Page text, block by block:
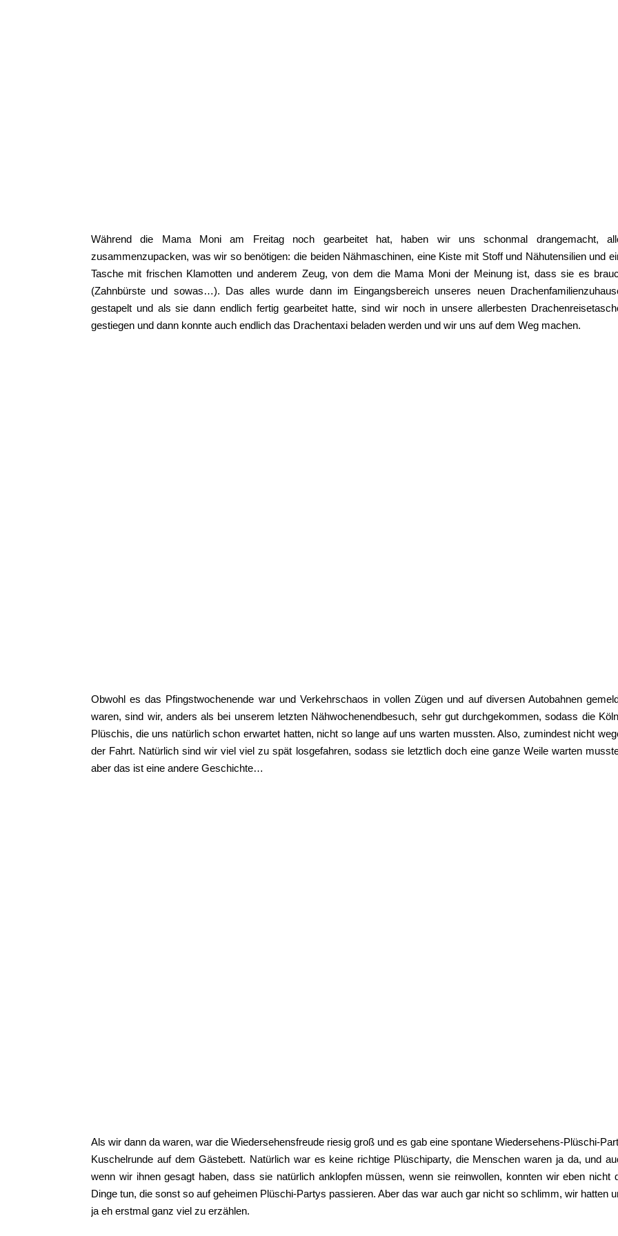
Während die Mama Moni am Freitag noch gearbeitet hat, haben wir uns schonmal drangemacht,
zusammenzupacken, was wir so benötigen: die beiden Nähmaschinen, eine Kiste mit Stoff und Nähutensilien und
Tasche mit frischen Klamotten und anderem Zeug, von dem die Mama Moni der Meinung ist, dass sie es
(Zahnbürste und sowas…). Das alles wurde dann im Eingangsbereich unseres neuen
gestapelt und als sie dann endlich fertig gearbeitet hatte, sind wir noch in unsere allerbesten
gestiegen und dann konnte auch endlich das Drachentaxi beladen werden und wir uns auf dem Weg machen.
Obwohl es das Pfingstwochenende war und Verkehrschaos in vollen Zügen und auf diversen Autobahnen
waren, sind wir, anders als bei unserem letzten Nähwochenendbesuch, sehr gut durchgekommen, sodass die
Plüschis, die uns natürlich schon erwartet hatten, nicht so lange auf uns warten mussten. Also, zumindest nicht
der Fahrt. Natürlich sind wir viel viel zu spät losgefahren, sodass sie letztlich doch eine ganze Weile warten
aber das ist eine andere Geschichte…
Als wir dann da waren, war die Wiedersehensfreude riesig groß und es gab eine spontane Wiedersehens-Plüschi-
Kuschelrunde auf dem Gästebett. Natürlich war es keine richtige Plüschiparty, die Menschen waren ja da, und
wenn wir ihnen gesagt haben, dass sie natürlich anklopfen müssen, wenn sie reinwollen, konnten wir eben nicht
Dinge tun, die sonst so auf geheimen Plüschi-Partys passieren. Aber das war auch gar nicht so schlimm, wir hatten
ja eh erstmal ganz viel zu erzählen.